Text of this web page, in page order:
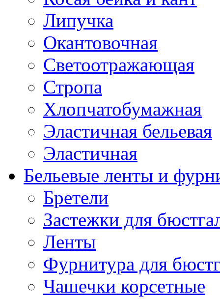
Липучка
Окантовочная
Светоотражающая
Стропа
Хлопчатобумажная
Эластичная бельевая
Эластичная
Бельевые ленты и
Бретели
Застежки для
Ленты
Фурнитура для
Чашечки корсетные